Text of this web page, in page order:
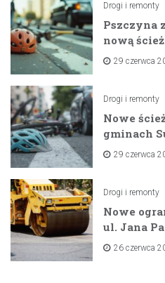
Drogi i remonty
Pszczyna
nową
zaporami
29 czerwca
Drogi i remonty
Nowe
gminach
dzięki
29 czerwca
Drogi i remonty
Nowe
ul. Jana
lipca 2026
26 czerwca